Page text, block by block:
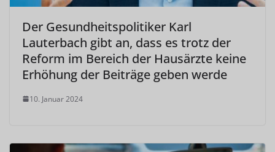
Der Gesundheitspolitiker Karl
Lauterbach gibt an, dass es trotz der
Reform im Bereich der Hausärzte keine
Erhöhung der Beiträge geben werde
10. Januar 2024